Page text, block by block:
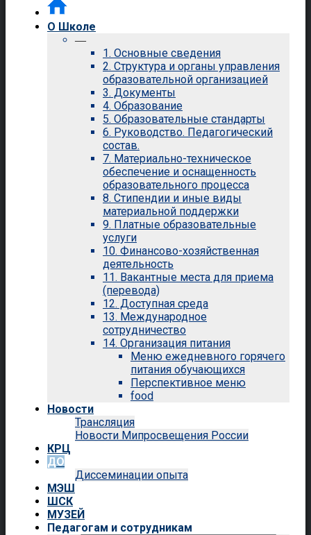
О Школе
—
1. Основные сведения
2. Структура и органы управления
образовательной организацией
3. Документы
4. Образование
5. Образовательные стандарты
6. Руководство. Педагогический
состав.
7. Материально-техническое
обеспечение и оснащенность
образовательного процесса
8. Стипендии и иные виды
материальной поддержки
9. Платные образовательные
услуги
10. Финансово-хозяйственная
деятельность
11. Вакантные места для приема
(перевода)
12. Доступная среда
13. Международное
сотрудничество
14. Организация питания
Меню ежедневного горячего
питания обучающихся
Перспективное меню
food
Новости
Трансляция
Новости Мипросвещения России
КРЦ
ДО
Диссеминации опыта
МЭШ
ШСК
МУЗЕЙ
Педагогам и сотрудникам